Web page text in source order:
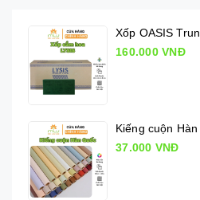
Xốp OASIS
160.000 VNĐ
Kiếng cuộn
37.000 VNĐ